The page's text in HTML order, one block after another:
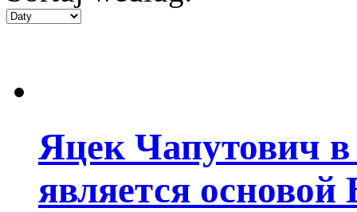
Яцек Чапутович
является основой